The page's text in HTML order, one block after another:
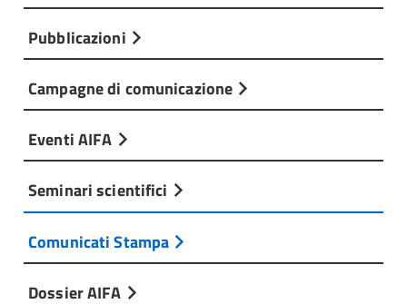
Pubblicazioni
Campagne di comunicazione
Eventi AIFA
Seminari scientifici
Comunicati Stampa
Dossier AIFA